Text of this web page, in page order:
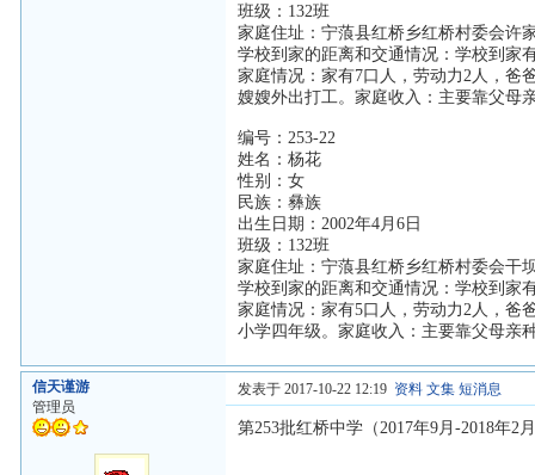
班级：132班
家庭住址：宁蒗县红桥乡红桥村委会许
学校到家的距离和交通情况：学校到家
家庭情况：家有7口人，劳动力2人，爸
嫂嫂外出打工。家庭收入：主要靠父母
编号：253-22
姓名：杨花
性别：女
民族：彝族
出生日期：2002年4月6日
班级：132班
家庭住址：宁蒗县红桥乡红桥村委会干
学校到家的距离和交通情况：学校到家
家庭情况：家有5口人，劳动力2人，爸
小学四年级。家庭收入：主要靠父母亲
信天谨游
管理员
发表于 2017-10-22 12:19 资料 文集 短消息
第253批红桥中学（2017年9月-2018年2